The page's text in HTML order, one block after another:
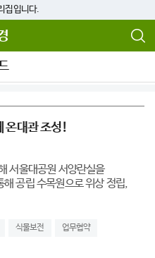
집입니다.
온대관 조성!
서울대공원 서양란실을
공립 수목원으로 위상 정립,
식물보전 업무협약